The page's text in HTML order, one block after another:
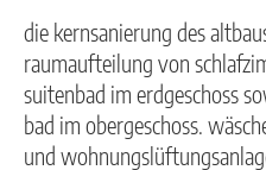
die kernsanierung des
raumaufteilung von
suitenbad im erdgeschoss
bad im obergeschoss.
und